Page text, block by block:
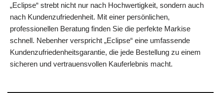
„Eclipse“ strebt nicht nur nach Hochwertigkeit, sondern auch
nach Kundenzufriedenheit. Mit einer persönlichen,
professionellen Beratung finden Sie die perfekte Markise
schnell. Nebenher verspricht „Eclipse“ eine umfassende
Kundenzufriedenheitsgarantie, die jede Bestellung zu einem
sicheren und vertrauensvollen Kauferlebnis macht.